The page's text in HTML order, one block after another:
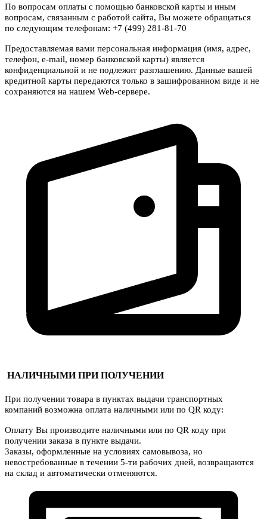
По вопросам оплаты с помощью банковской карты и иным
вопросам, связанным с работой сайта, Вы можете обращаться
по следующим телефонам: +7 (499) 281-81-70
Предоставляемая вами персональная информация (имя, адрес,
телефон, e-mail, номер банковской карты) является
конфиденциальной и не подлежит разглашению. Данные вашей
кредитной карты передаются только в зашифрованном виде и не
сохраняются на нашем Web-сервере.
НАЛИЧНЫМИ ПРИ ПОЛУЧЕНИИ
При получении товара в пунктах выдачи транспортных
компаний возможна оплата наличными или по QR коду:
Оплату Вы производите наличными или по QR коду при
получении заказа в пункте выдачи.
Заказы, оформленные на условиях самовывоза, но
невостребованные в течении 5-ти рабочих дней, возвращаются
на склад и автоматически отменяются.